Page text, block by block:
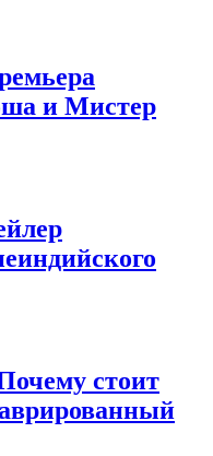
и Мистер
стоит